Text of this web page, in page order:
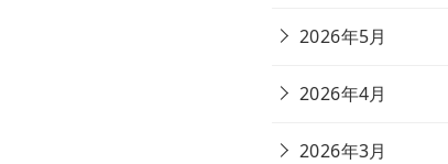
2026年5月
2026年4月
2026年3月